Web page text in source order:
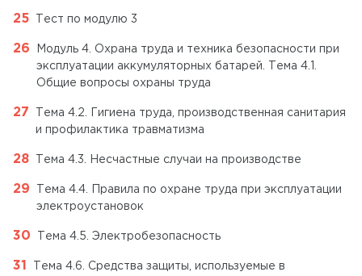
Тест по модулю 3
Модуль 4. Охрана труда и техника безопасности при
эксплуатации аккумуляторных батарей. Тема 4.1.
Общие вопросы охраны труда
Тема 4.2. Гигиена труда, производственная санитария
и профилактика травматизма
Тема 4.3. Несчастные случаи на производстве
Тема 4.4. Правила по охране труда при эксплуатации
электроустановок
Тема 4.5. Электробезопасность
Тема 4.6. Средства защиты, используемые в